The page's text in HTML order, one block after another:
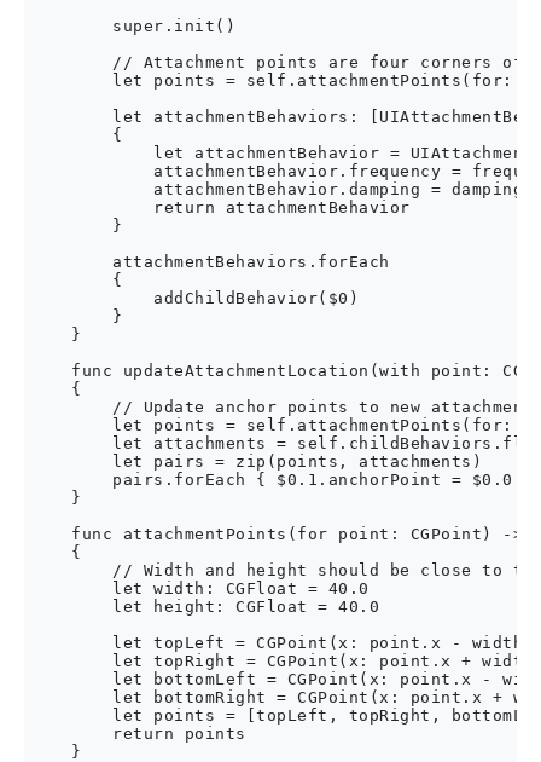
        super.init()
// Attachment points are four corners of
let points = self.attachmentPoints(for:
let attachmentBehaviors:
        {
let attachmentBehavior =
attachmentBehavior.frequency =
            attachmentBehavior.damping = damping
            return attachmentBehavior
        }
        attachmentBehaviors.forEach
        {
            addChildBehavior($0)
        }
    }
func updateAttachmentLocation(with point:
    {
// Update anchor points to new attachment
let points = self.attachmentPoints(for:
let attachments =
        let pairs = zip(points, attachments)
        pairs.forEach { $0.1.anchorPoint = $0.0 }
    }
func attachmentPoints(for point: CGPoint) ->
    {
// Width and height should be close to
        let width: CGFloat = 40.0
        let height: CGFloat = 40.0
let topLeft = CGPoint(x: point.x - width
let topRight = CGPoint(x: point.x +
let bottomLeft = CGPoint(x: point.x -
let bottomRight = CGPoint(x: point.x +
let points = [topLeft, topRight,
        return points
    }